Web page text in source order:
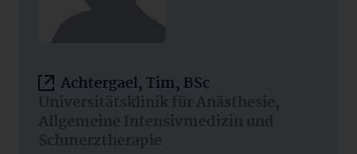
Achtergael, Tim, BSc
Universitätsklinik für Anästhesie,
Allgemeine Intensivmedizin und
Schmerztherapie